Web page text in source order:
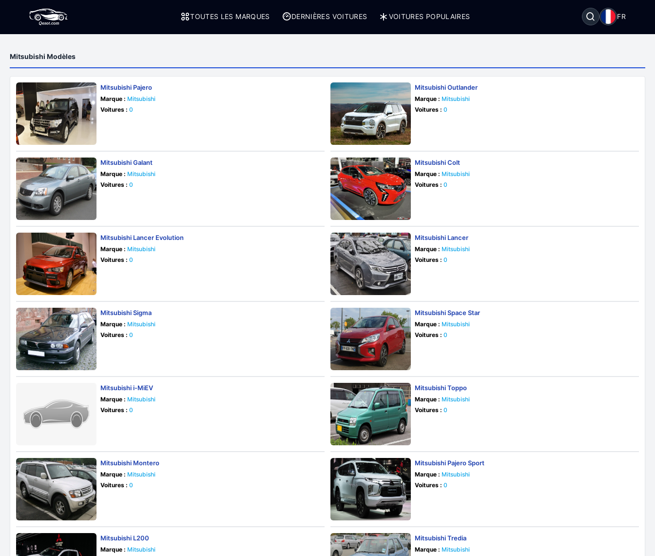
TOUTES LES MARQUES DERNIÈRES VOITURES VOITURES POPULAIRES FR
Mitsubishi Modèles
Mitsubishi Pajero
Marque : Mitsubishi
Voitures : 0
Mitsubishi Outlander
Marque : Mitsubishi
Voitures : 0
Mitsubishi Galant
Marque : Mitsubishi
Voitures : 0
Mitsubishi Colt
Marque : Mitsubishi
Voitures : 0
Mitsubishi Lancer Evolution
Marque : Mitsubishi
Voitures : 0
Mitsubishi Lancer
Marque : Mitsubishi
Voitures : 0
Mitsubishi Sigma
Marque : Mitsubishi
Voitures : 0
Mitsubishi Space Star
Marque : Mitsubishi
Voitures : 0
Mitsubishi i-MiEV
Marque : Mitsubishi
Voitures : 0
Mitsubishi Toppo
Marque : Mitsubishi
Voitures : 0
Mitsubishi Montero
Marque : Mitsubishi
Voitures : 0
Mitsubishi Pajero Sport
Marque : Mitsubishi
Voitures : 0
Mitsubishi L200
Marque : Mitsubishi
Mitsubishi Tredia
Marque : Mitsubishi